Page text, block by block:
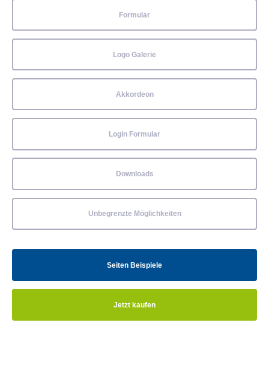
Formular
Logo Galerie
Akkordeon
Login Formular
Downloads
Unbegrenzte Möglichkeiten
Seiten Beispiele
Jetzt kaufen